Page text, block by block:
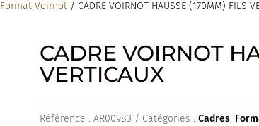
Format Voirnot / CADRE VOIRNOT HAUSSE (170MM) FILS
CADRE VOIRNOT
VERTICAUX
Référence :AR00983 Catégories :Cadres,